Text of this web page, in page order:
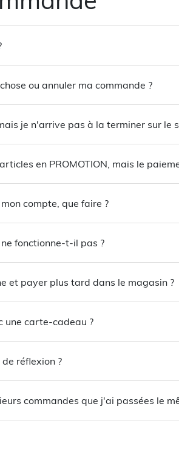
ou annuler ma commande ?
je n'arrive pas à la terminer sur le
en PROMOTION, mais le
compte, que faire ?
fonctionne-t-il pas ?
et payer plus tard dans le magasin ?
une carte-cadeau ?
réflexion ?
commandes que j'ai passées le